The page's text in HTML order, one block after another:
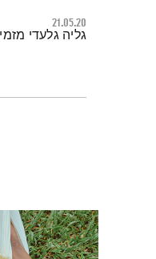
21.05.20
תמצית
גליה גלעדי